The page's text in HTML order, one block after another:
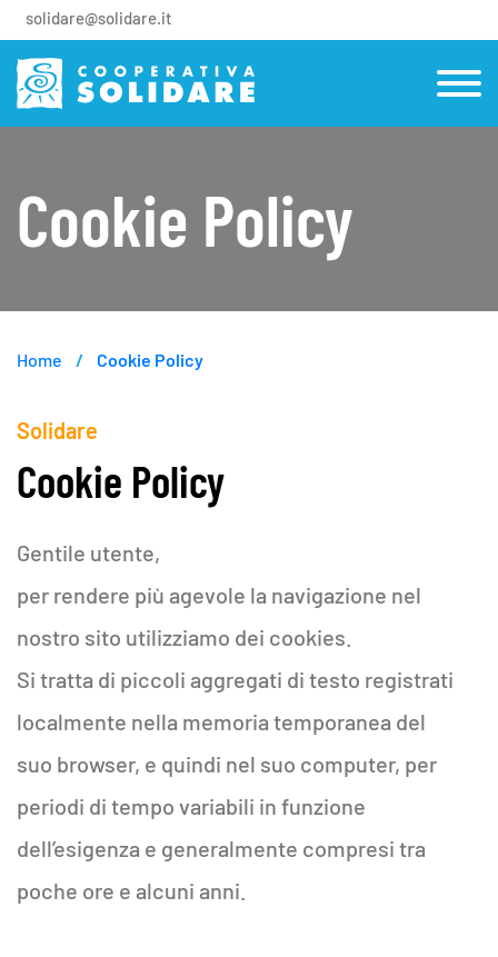
solidare@solidare.it
Cookie Policy
Home Cookie Policy
Solidare
Cookie Policy
Gentile utente,
per rendere più agevole la navigazione nel
nostro sito utilizziamo dei cookies.
Si tratta di piccoli aggregati di testo registrati
localmente nella memoria temporanea del
suo browser, e quindi nel suo computer, per
periodi di tempo variabili in funzione
dell’esigenza e generalmente compresi tra
poche ore e alcuni anni.